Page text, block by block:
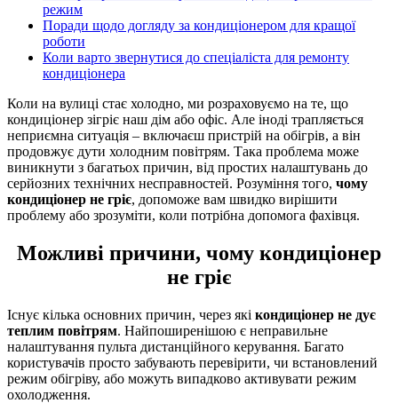
режим
Поради щодо догляду за кондиціонером для кращої
роботи
Коли варто звернутися до спеціаліста для ремонту
кондиціонера
Коли на вулиці стає холодно, ми розраховуємо на те, що
кондиціонер зігріє наш дім або офіс. Але іноді трапляється
неприємна ситуація – включаєш пристрій на обігрів, а він
продовжує дути холодним повітрям. Така проблема може
виникнути з багатьох причин, від простих налаштувань до
серйозних технічних несправностей. Розуміння того, чому
кондиціонер не гріє, допоможе вам швидко вирішити
проблему або зрозуміти, коли потрібна допомога фахівця.
Можливі причини, чому кондиціонер
не гріє
Існує кілька основних причин, через які кондиціонер не дує
теплим повітрям. Найпоширенішою є неправильне
налаштування пульта дистанційного керування. Багато
користувачів просто забувають перевірити, чи встановлений
режим обігріву, або можуть випадково активувати режим
охолодження.